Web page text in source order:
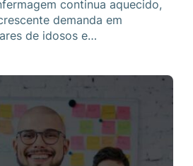
continua aquecido,
demanda em
de idosos e…